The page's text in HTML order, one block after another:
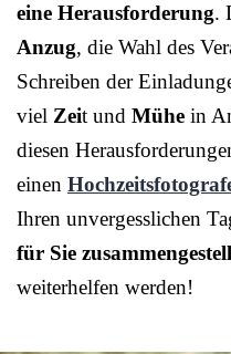
eine Herausforderung.
Anzug, die Wahl des
Schreiben der
viel Zeit und Mühe in
diesen
einen
Ihren unvergesslichen
für Sie
weiterhelfen werden!